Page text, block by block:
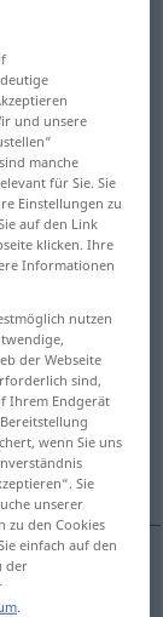
und unsere
manche
für Sie. Sie
Einstellungen zu
auf den Link
klicken. Ihre
Informationen
nutzen
der Webseite
sind,
Ihrem Endgerät
wenn Sie uns
Sie
unserer
zu den Cookies
einfach auf den
der
.